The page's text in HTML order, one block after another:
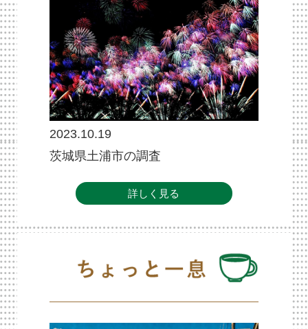
2023.10.19
茨城県土浦市の調査
詳しく見る